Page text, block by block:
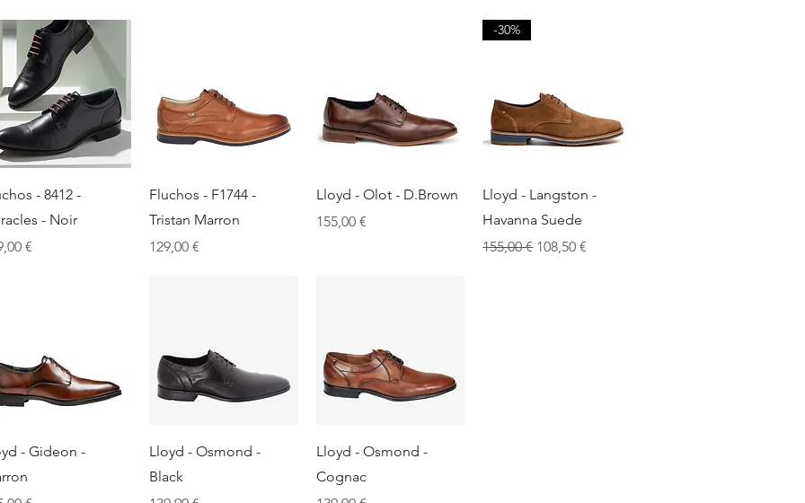
Aperçu rapide
- 8412 -
- Noir
€
Aperçu rapide
Fluchos - F1744 -
Tristan Marron
Prix
129,00 €
Aperçu rapide
Lloyd - Olot - D.Brown
Prix
155,00 €
Aperçu rapide
-30%
Lloyd - Langston -
Havanna Suede
Prix original
155,00 € Prix promotionnel
108,50 €
Aperçu rapide
- Gideon -
Aperçu rapide
Lloyd - Osmond -
Black
Aperçu rapide
Lloyd - Osmond -
Cognac